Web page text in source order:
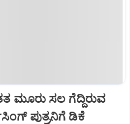
ಮೂರು ಸಲ ಗೆದ್ದಿರುವ
ಪುತ್ರನಿಗೆ ಡಿಕೆ